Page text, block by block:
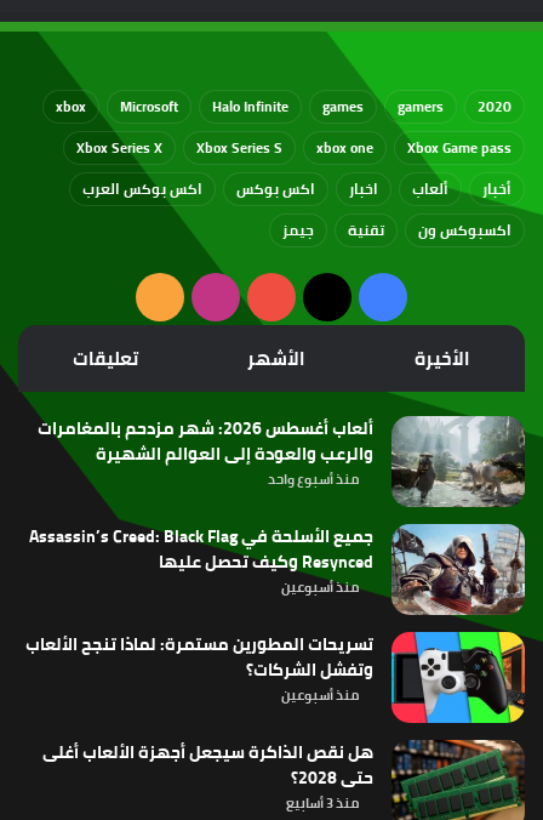
2020
gamers
games
Halo Infinite
Microsoft
xbox
Xbox Game pass
xbox one
Xbox Series S
Xbox Series X
أخبار
ألعاب اخبار اكس بوكس
اكس بوكس العرب
اكسبوكس ون
تقنية جيمز
فيسبوك
‫X
‫YouTubeانستقرامملخص
الموقع
RSS
الأخيرة الأشهر تعليقات
ألعاب أغسطس 2026: شهر مزدحم بالمغامرات
والرعب والعودة إلى العوالم الشهيرة
منذ أسبوع واحد
جميع الأسلحة في Assassin’s Creed: Black Flag
Resynced وكيف تحصل عليها
منذ أسبوعين
تسريحات المطورين مستمرة: لماذا تنجح الألعاب
وتفشل الشركات؟
منذ أسبوعين
هل نقص الذاكرة سيجعل أجهزة الألعاب أغلى
حتى 2028؟
منذ 3 أسابيع